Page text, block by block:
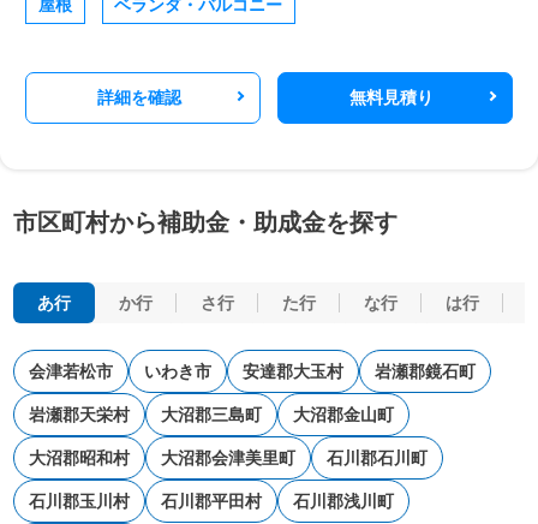
屋根 ベランダ・バルコニー
詳細を確認 無料見積り
市区町村から補助金・助成金を探す
あ行 か行 さ行 た行 な行 は行
会津若松市 いわき市 安達郡大玉村 岩瀬郡鏡石町
岩瀬郡天栄村 大沼郡三島町 大沼郡金山町
大沼郡昭和村 大沼郡会津美里町 石川郡石川町
石川郡玉川村 石川郡平田村 石川郡浅川町